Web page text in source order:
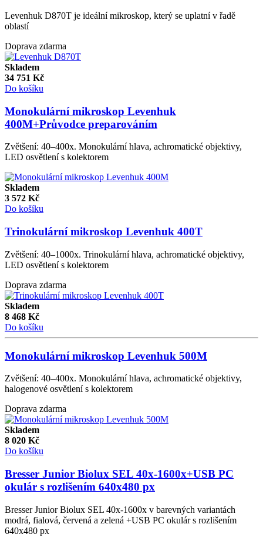
Levenhuk D870T je ideální mikroskop, který se uplatní v řadě
oblastí
Doprava zdarma
Skladem
34 751 Kč
Do košíku
Monokulární mikroskop Levenhuk
400M+Průvodce preparováním
Zvětšení: 40–400x. Monokulární hlava, achromatické objektivy,
LED osvětlení s kolektorem
Skladem
3 572 Kč
Do košíku
Trinokulární mikroskop Levenhuk 400T
Zvětšení: 40–1000x. Trinokulární hlava, achromatické objektivy,
LED osvětlení s kolektorem
Doprava zdarma
Skladem
8 468 Kč
Do košíku
Monokulární mikroskop Levenhuk 500M
Zvětšení: 40–400x. Monokulární hlava, achromatické objektivy,
halogenové osvětlení s kolektorem
Doprava zdarma
Skladem
8 020 Kč
Do košíku
Bresser Junior Biolux SEL 40x-1600x+USB PC
okulár s rozlišením 640x480 px
Bresser Junior Biolux SEL 40x-1600x v barevných variantách
modrá, fialová, červená a zelená +USB PC okulár s rozlišením
640x480 px